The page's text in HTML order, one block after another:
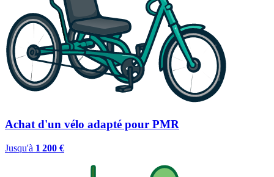
Achat d'un vélo adapté pour PMR
Jusqu'à 1 200 €